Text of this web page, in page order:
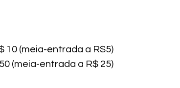
10 (meia-entrada a R$5)
(meia-entrada a R$ 25)